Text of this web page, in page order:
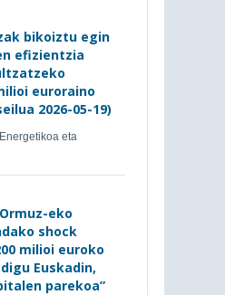
bikoiztu egin
efizientzia
euroraino
2026-05-19)
eta
eko
shock
milioi euroko
Euskadin,
parekoa”